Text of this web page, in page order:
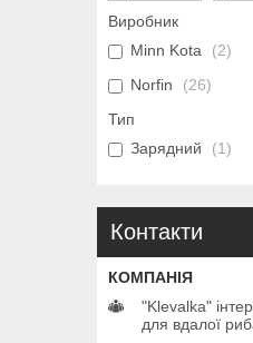
Виробник
Minn Kota
2
Norfin
26
Тип
Зарядний
1
Контакти
"Klevalka"
для вдалої